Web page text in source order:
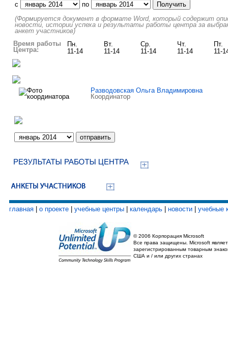
c
по
(Формируется документ в формате Word, который содержит
новости, истории успеха и результаты работы центра за
анкет участников)
Время работы
Центра:
Пн. Вт. Ср. Чт.
Пт.
11-14
11-14 11-14 11-14 11-
Разводовская Ольга Владимировна
Координатор
главная о проекте учебные центры календарь новости учебные
© 2006 Корпорация Microsoft
Все права защищены. Microsoft
зарегистрированным товарным
США и / или других странах